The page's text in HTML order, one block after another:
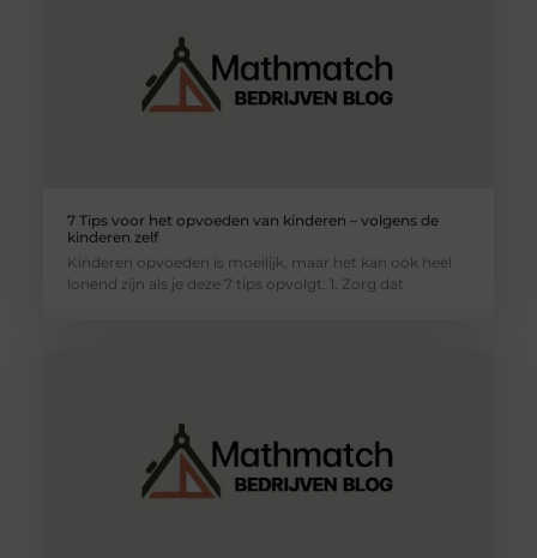
7 Tips voor het opvoeden van kinderen – volgens de
kinderen zelf
Kinderen opvoeden is moeilijk, maar het kan ook heel
lonend zijn als je deze 7 tips opvolgt. 1. Zorg dat